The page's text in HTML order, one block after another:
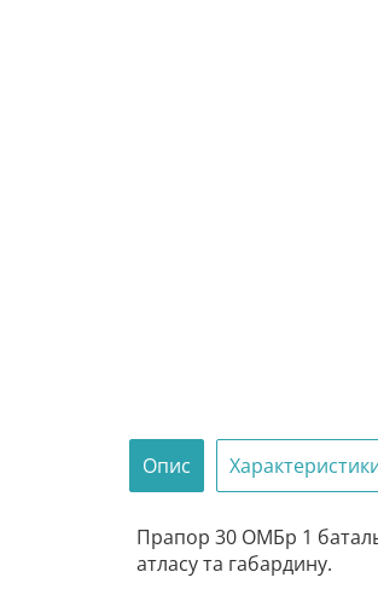
Опис
Прапор 30 ОМБр 1
атласу та габардину.